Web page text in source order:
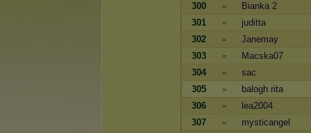
300
=
Bianka 2
301
=
juditta
302
=
Janemay
303
=
Macska07
304
=
sac
305
=
balogh rita
306
=
lea2004
307
=
mysticangel